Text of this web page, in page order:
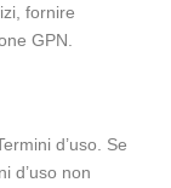
fornire
GPN.
d’uso. Se
d’uso non